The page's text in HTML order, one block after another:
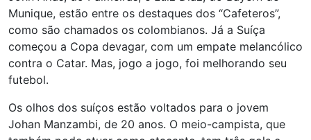
Munique, estão entre os destaques dos “Cafeteros”,
como são chamados os colombianos. Já a Suíça
começou a Copa devagar, com um empate melancólico
contra o Catar. Mas, jogo a jogo, foi melhorando seu
futebol.
Os olhos dos suíços estão voltados para o jovem
Johan Manzambi, de 20 anos. O meio-campista, que